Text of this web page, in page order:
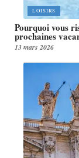
LOISIRS
Pourquoi vous
prochaines
13 mars 2026